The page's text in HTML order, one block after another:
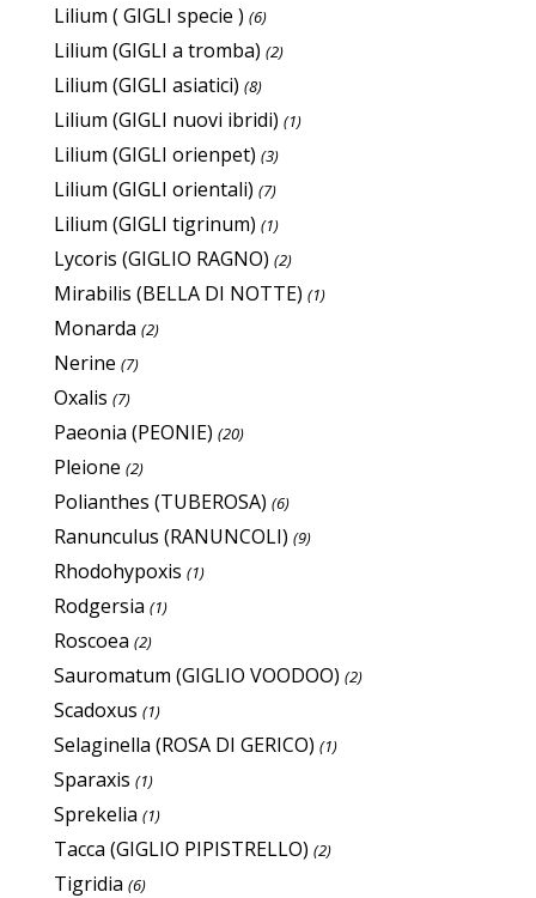
Lilium ( GIGLI specie ) (6)
Lilium (GIGLI a tromba) (2)
Lilium (GIGLI asiatici) (8)
Lilium (GIGLI nuovi ibridi) (1)
Lilium (GIGLI orienpet) (3)
Lilium (GIGLI orientali) (7)
Lilium (GIGLI tigrinum) (1)
Lycoris (GIGLIO RAGNO) (2)
Mirabilis (BELLA DI NOTTE) (1)
Monarda (2)
Nerine (7)
Oxalis (7)
Paeonia (PEONIE) (20)
Pleione (2)
Polianthes (TUBEROSA) (6)
Ranunculus (RANUNCOLI) (9)
Rhodohypoxis (1)
Rodgersia (1)
Roscoea (2)
Sauromatum (GIGLIO VOODOO) (2)
Scadoxus (1)
Selaginella (ROSA DI GERICO) (1)
Sparaxis (1)
Sprekelia (1)
Tacca (GIGLIO PIPISTRELLO) (2)
Tigridia (6)